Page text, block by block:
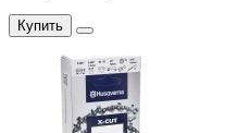
Купить